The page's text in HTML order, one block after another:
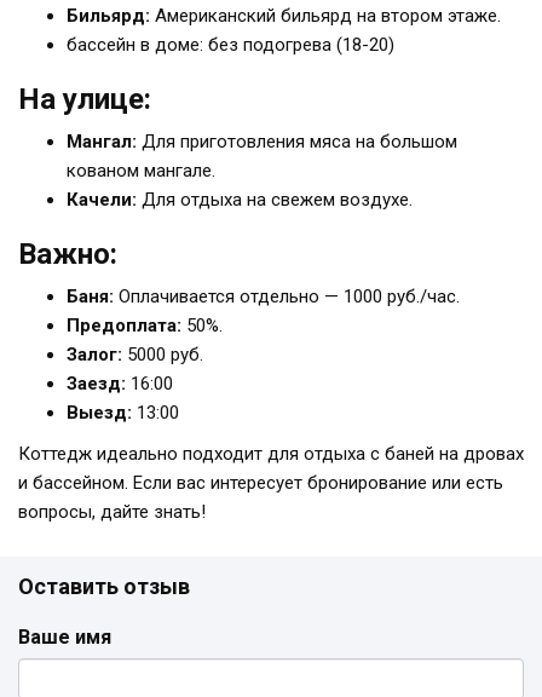
Бильярд: Американский бильярд на втором этаже.
бассейн в доме: без подогрева (18-20)
На улице:
Мангал: Для приготовления мяса на большом
кованом мангале.
Качели: Для отдыха на свежем воздухе.
Важно:
Баня: Оплачивается отдельно — 1000 руб./час.
Предоплата: 50%.
Залог: 5000 руб.
Заезд: 16:00
Выезд: 13:00
Коттедж идеально подходит для отдыха с баней на дровах
и бассейном. Если вас интересует бронирование или есть
вопросы, дайте знать!
Оставить отзыв
Ваше имя